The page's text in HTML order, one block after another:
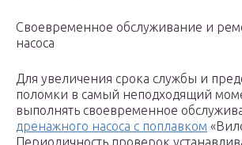
Своевременное обслуживание и
насоса
Для увеличения срока службы и
поломки в самый неподходящий
выполнять своевременное
дренажного насоса с поплавком
Периодичность проверок